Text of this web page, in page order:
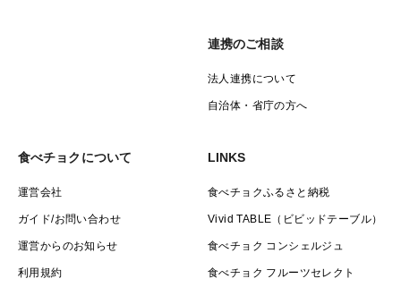
連携のご相談
法人連携について
自治体・省庁の方へ
食べチョクについて
運営会社
ガイド/お問い合わせ
運営からのお知らせ
利用規約
LINKS
食べチョクふるさと納税
Vivid TABLE（ビビッドテーブル）
食べチョク コンシェルジュ
食べチョク フルーツセレクト